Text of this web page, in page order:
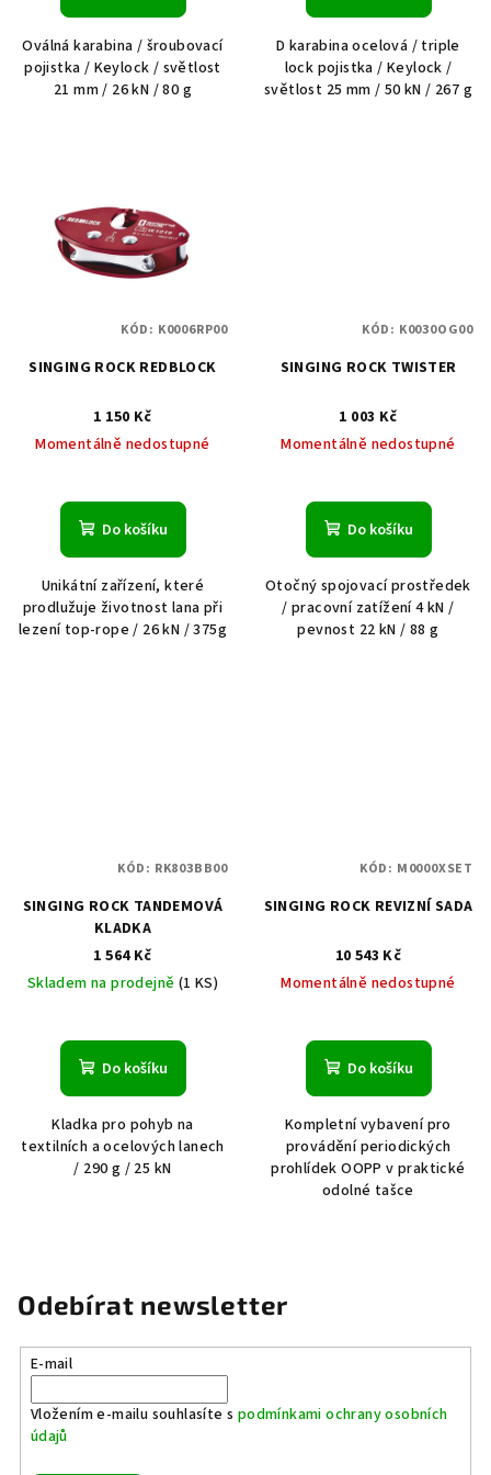
Oválná karabina / šroubovací
pojistka / Keylock / světlost
21 mm / 26 kN / 80 g
D karabina ocelová / triple
lock pojistka / Keylock /
světlost 25 mm / 50 kN / 267 g
SINGING ROCK REDBLOCK
1 150 Kč
Momentálně nedostupné
Do košíku
Unikátní zařízení, které
prodlužuje životnost lana při
lezení top-rope / 26 kN / 375g
KÓD: K0006RP00
SINGING ROCK TWISTER
1 003 Kč
Momentálně nedostupné
Do košíku
Otočný spojovací prostředek
/ pracovní zatížení 4 kN /
pevnost 22 kN / 88 g
KÓD: K0030OG00
SINGING ROCK TANDEMOVÁ
KLADKA
1 564 Kč
Skladem na prodejně (1 KS)
Do košíku
Kladka pro pohyb na
textilních a ocelových lanech
/ 290 g / 25 kN
KÓD: RK803BB00
SINGING ROCK REVIZNÍ SADA
10 543 Kč
Momentálně nedostupné
Do košíku
Kompletní vybavení pro
provádění periodických
prohlídek OOPP v praktické
odolné tašce
KÓD: M0000XSET
Odebírat newsletter
E-mail
Vložením e-mailu souhlasíte s podmínkami ochrany osobních
údajů